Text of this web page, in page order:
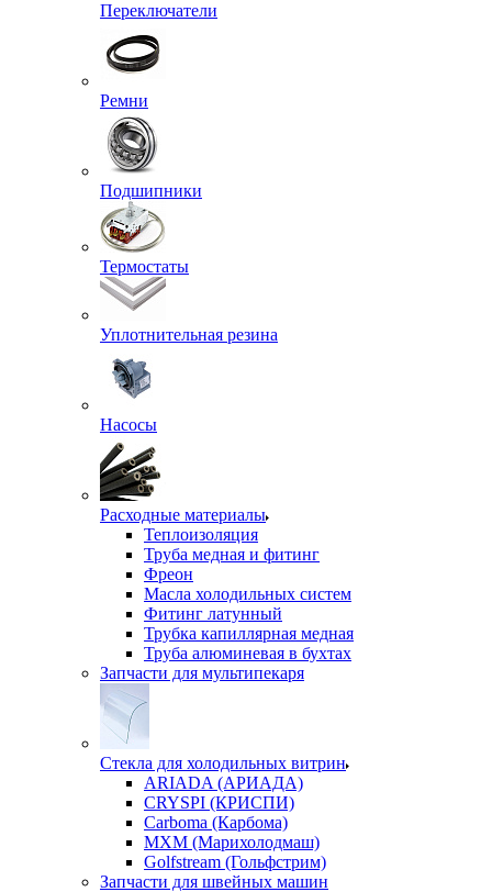
Переключатели
Ремни
Подшипники
Термостаты
Уплотнительная резина
Насосы
Расходные материалы
Теплоизоляция
Труба медная и фитинг
Фреон
Масла холодильных систем
Фитинг латунный
Трубка капиллярная медная
Труба алюминевая в бухтах
Запчасти для мультипекаря
Стекла для холодильных витрин
ARIADA (АРИАДА)
CRYSPI (КРИСПИ)
Carboma (Карбома)
MXM (Марихолодмаш)
Golfstream (Гольфстрим)
Запчасти для швейных машин